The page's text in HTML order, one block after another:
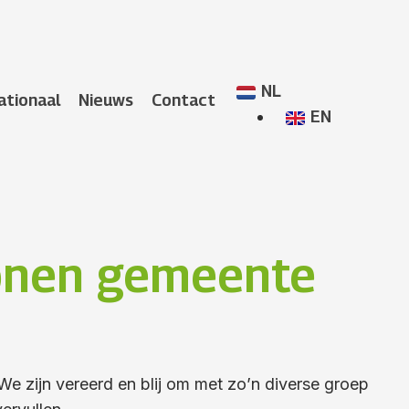
Nieuws Contact
NL
EN
gemeente
zijn vereerd en blij om met zo’n diverse groep